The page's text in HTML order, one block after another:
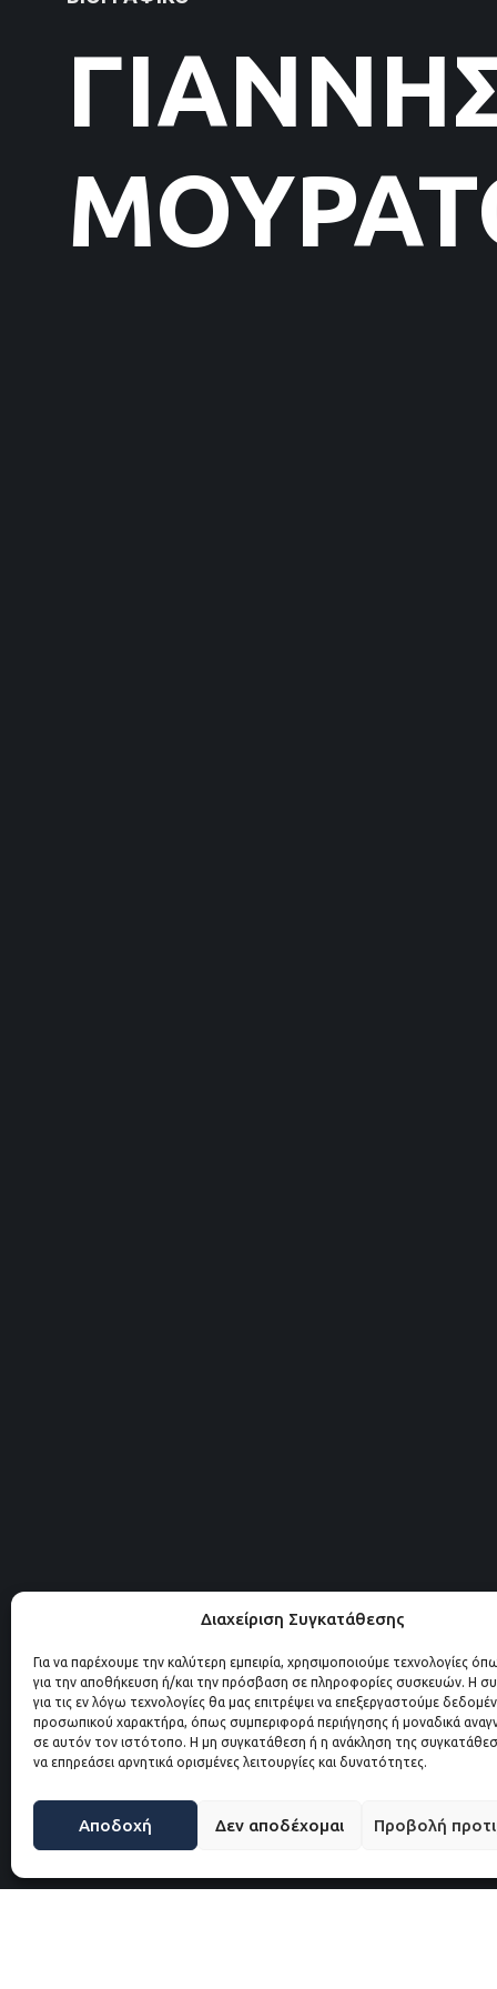
Διαχείριση Συγκατάθεσης
Για να παρέχουμε την καλύτερη εμπειρία, χρησιμοποιούμε τεχνολογίες
για την αποθήκευση ή/και την πρόσβαση σε πληροφορίες συσκευών. Η
για τις εν λόγω τεχνολογίες θα μας επιτρέψει να επεξεργαστούμε
προσωπικού χαρακτήρα, όπως συμπεριφορά περιήγησης ή μοναδικά
σε αυτόν τον ιστότοπο. Η μη συγκατάθεση ή η ανάκληση της
να επηρεάσει αρνητικά ορισμένες λειτουργίες και δυνατότητες.
Αποδοχή Δεν αποδέχομαι Προβολή